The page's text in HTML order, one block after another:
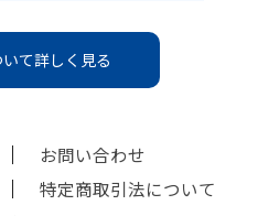
て詳しく見る
お問い合わせ
特定商取引法について